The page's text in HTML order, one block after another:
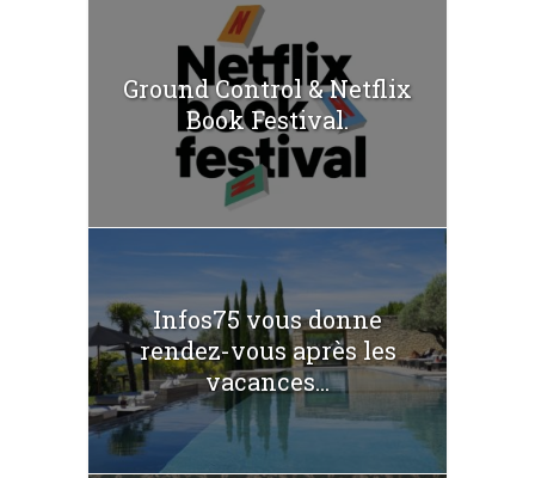
Ground Control & Netflix
Book Festival.
Infos75 vous donne
rendez-vous après les
vacances...